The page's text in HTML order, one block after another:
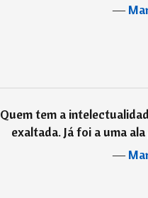
―
Quem tem a
exaltada. Já foi a uma
―